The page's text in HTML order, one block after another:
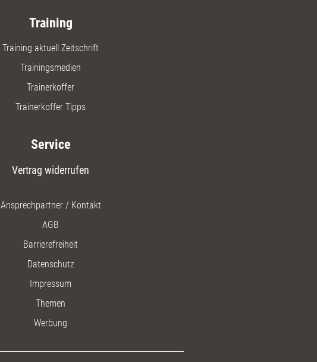
Training
Training aktuell Zeitschrift
Trainingsmedien
Trainerkoffer
Trainerkoffer Tipps
Service
Vertrag widerrufen
Ansprechpartner / Kontakt
AGB
Barrierefreiheit
Datenschutz
Impressum
Themen
Werbung